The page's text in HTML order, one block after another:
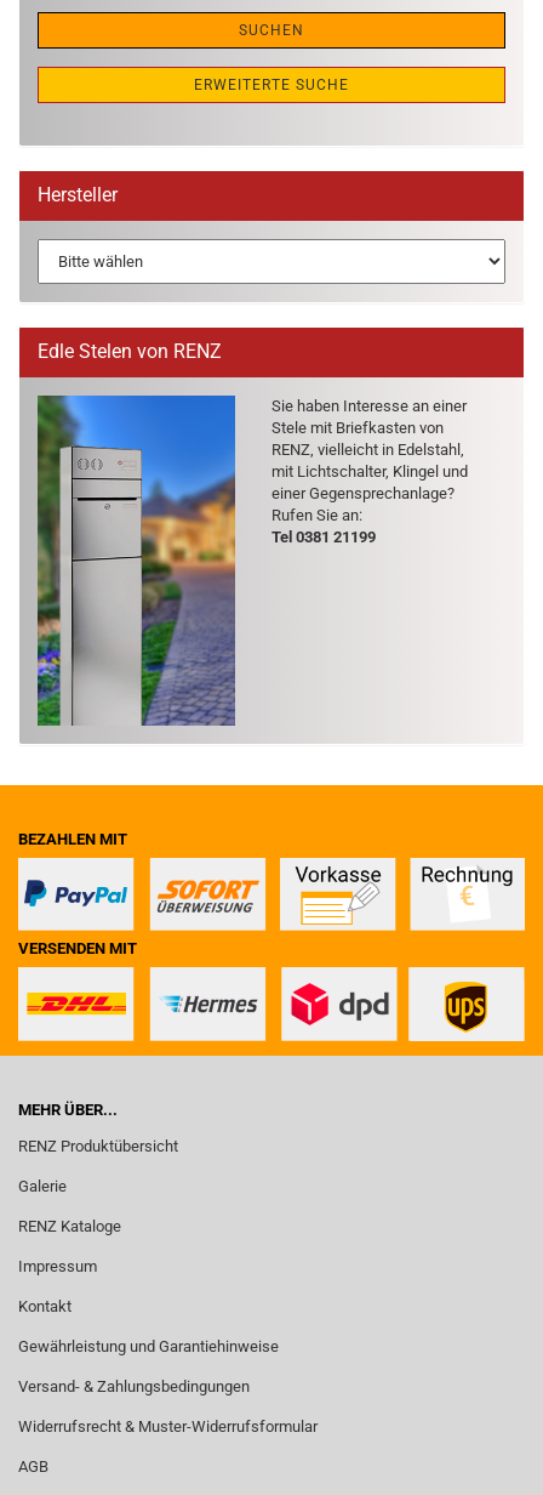
SUCHEN
ERWEITERTE SUCHE
Hersteller
Edle Stelen von RENZ
Sie haben In­ter­es­se an einer
Stele mit Brief­kas­ten von
RENZ, viel­leicht in Edel­stahl,
mit Licht­schal­ter, Klin­gel und
einer Ge­gen­sprech­an­la­ge?
Rufen Sie an:
Tel 0381 21199
BEZAHLEN MIT
VERSENDEN MIT
MEHR ÜBER...
RENZ Produktübersicht
Galerie
RENZ Kataloge
Impressum
Kontakt
Gewährleistung und Garantiehinweise
Versand- & Zahlungsbedingungen
Widerrufsrecht & Muster-Widerrufsformular
AGB